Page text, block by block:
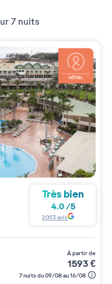
7 nuits
Très bien
4.0/5
2093avis
à partir de
1593€
7 nuits du 09/08 au 16/08